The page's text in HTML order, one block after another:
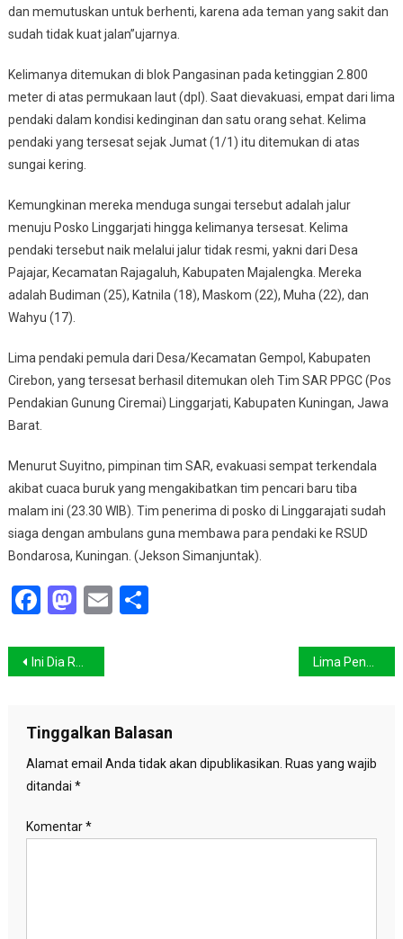
dan memutuskan untuk berhenti, karena ada teman yang sakit dan
sudah tidak kuat jalan”ujarnya.
Kelimanya ditemukan di blok Pangasinan pada ketinggian 2.800
meter di atas permukaan laut (dpl). Saat dievakuasi, empat dari lima
pendaki dalam kondisi kedinginan dan satu orang sehat. Kelima
pendaki yang tersesat sejak Jumat (1/1) itu ditemukan di atas
sungai kering.
Kemungkinan mereka menduga sungai tersebut adalah jalur
menuju Posko Linggarjati hingga kelimanya tersesat. Kelima
pendaki tersebut naik melalui jalur tidak resmi, yakni dari Desa
Pajajar, Kecamatan Rajagaluh, Kabupaten Majalengka. Mereka
adalah Budiman (25), Katnila (18), Maskom (22), Muha (22), dan
Wahyu (17).
Lima pendaki pemula dari Desa/Kecamatan Gempol, Kabupaten
Cirebon, yang tersesat berhasil ditemukan oleh Tim SAR PPGC (Pos
Pendakian Gunung Ciremai) Linggarjati, Kabupaten Kuningan, Jawa
Barat.
Menurut Suyitno, pimpinan tim SAR, evakuasi sempat terkendala
akibat cuaca buruk yang mengakibatkan tim pencari baru tiba
malam ini (23.30 WIB). Tim penerima di posko di Linggarajati sudah
siaga dengan ambulans guna membawa para pendaki ke RSUD
Bondarosa, Kuningan. (Jekson Simanjuntak).
Facebook
Mastodon
EmailShare
Navigasi
Ini Dia Rute Mendaki Gunung Ciremai
Tinggalkan Balasan
Alamat email Anda tidak akan dipublikasikan. Ruas yang wajib
ditandai *
Komentar*